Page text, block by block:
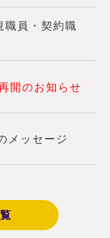
職員・契約職
開のお知らせ
メッセージ